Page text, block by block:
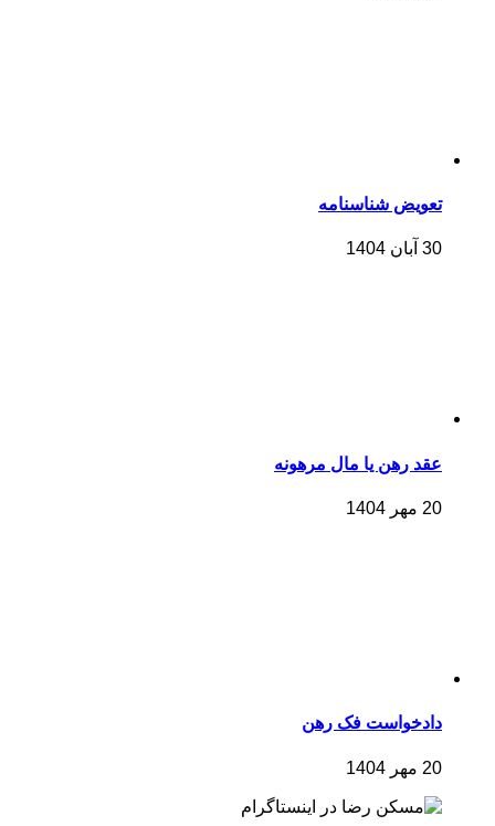
تعویض شناسنامه
30 آبان 1404
عقد رهن یا مال مرهونه
20 مهر 1404
دادخواست فک رهن
20 مهر 1404